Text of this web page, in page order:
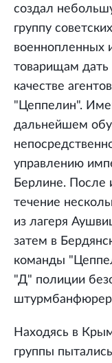
создал
группу
военнопленных
товарищам дать
качестве
"Цеппелин".
дальнейшем
управлению
Берлине. После
течение
из лагеря
затем в
команды
"Д" полиции
Находясь в
группы